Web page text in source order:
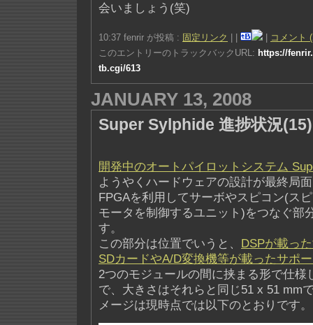
会いましょう(笑)
10:37 fenrir が投稿 : 固定リンク
コメント
このエントリーのトラックバックURL: https://
tb.cgi/613
JANUARY 13, 2008
Super Sylphide 進捗状況
開発中のオートパイロットシステム
ようやくハードウェアの設計が最終局
FPGAを利用してサーボやスピコン(ス
モータを制御するユニット)をつなぐ部
す。
この部分は位置でいうと、 DSPが載っ
SDカードやA/D変換機等が載ったサポ
2つのモジュールの間に挟まる形で仕様
で、大きさはそれらと同じ51 x 51 mm
メージは現時点では以下のとおりです。